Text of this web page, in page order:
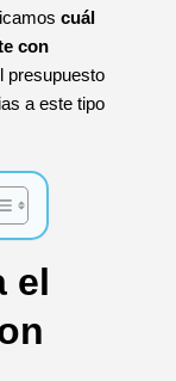
cuál
con
presupuesto
a este tipo
el